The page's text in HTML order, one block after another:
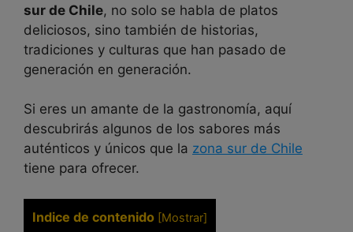
sur de Chile, no solo se habla de platos
deliciosos, sino también de historias,
tradiciones y culturas que han pasado de
generación en generación.
Si eres un amante de la gastronomía, aquí
descubrirás algunos de los sabores más
auténticos y únicos que la zona sur de Chile
tiene para ofrecer.
Indice de contenido [Mostrar]